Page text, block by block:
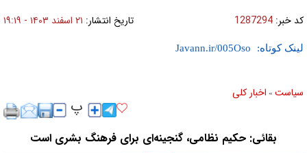
کد خبر: 1287294 تاریخ انتشار: ۲۱ اسفند ۱۴۰۳ - ۱۹:۱۹
لینک کوتاه:
سیاست » اخبار کلی
بقائی: حکیم نظامی، گنجینه‌ای برای فرهنگ بشری است